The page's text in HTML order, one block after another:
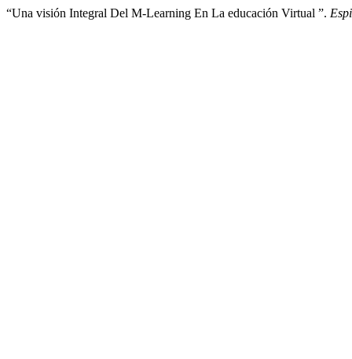
“Una visión Integral Del M-Learning En La educación Virtual ”.